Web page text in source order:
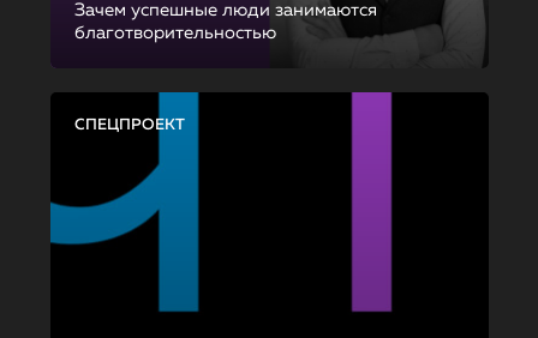
Зачем успешные люди занимаются
благотворительностью
СПЕЦПРОЕКТ